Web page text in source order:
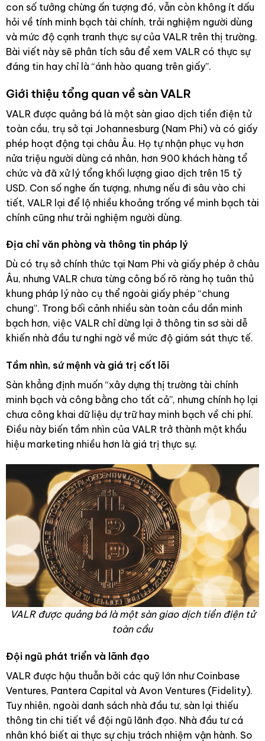
con số tưởng chừng ấn tượng đó, vẫn còn không ít dấu
hỏi về tính minh bạch tài chính, trải nghiệm người dùng
và mức độ cạnh tranh thực sự của VALR trên thị trường.
Bài viết này sẽ phân tích sâu để xem VALR có thực sự
đáng tin hay chỉ là “ánh hào quang trên giấy”.
Giới thiệu tổng quan về sàn VALR
VALR được quảng bá là một sàn giao dịch tiền điện tử
toàn cầu, trụ sở tại Johannesburg (Nam Phi) và có giấy
phép hoạt động tại châu Âu. Họ tự nhận phục vụ hơn
nửa triệu người dùng cá nhân, hơn 900 khách hàng tổ
chức và đã xử lý tổng khối lượng giao dịch trên 15 tỷ
USD. Con số nghe ấn tượng, nhưng nếu đi sâu vào chi
tiết, VALR lại để lộ nhiều khoảng trống về minh bạch tài
chính cũng như trải nghiệm người dùng.
Địa chỉ văn phòng và thông tin pháp lý
Dù có trụ sở chính thức tại Nam Phi và giấy phép ở châu
Âu, nhưng VALR chưa từng công bố rõ ràng họ tuân thủ
khung pháp lý nào cụ thể ngoài giấy phép “chung
chung”. Trong bối cảnh nhiều sàn toàn cầu dần minh
bạch hơn, việc VALR chỉ dừng lại ở thông tin sơ sài dễ
khiến nhà đầu tư nghi ngờ về mức độ giám sát thực tế.
Tầm nhìn, sứ mệnh và giá trị cốt lõi
Sàn khẳng định muốn “xây dựng thị trường tài chính
minh bạch và công bằng cho tất cả”, nhưng chính họ lại
chưa công khai dữ liệu dự trữ hay minh bạch về chi phí.
Điều này biến tầm nhìn của VALR trở thành một khẩu
hiệu marketing nhiều hơn là giá trị thực sự.
VALR được quảng bá là một sàn giao dịch tiền điện tử
toàn cầu
Đội ngũ phát triển và lãnh đạo
VALR được hậu thuẫn bởi các quỹ lớn như Coinbase
Ventures, Pantera Capital và Avon Ventures (Fidelity).
Tuy nhiên, ngoài danh sách nhà đầu tư, sàn lại thiếu
thông tin chi tiết về đội ngũ lãnh đạo. Nhà đầu tư cá
nhân khó biết ai thực sự chịu trách nhiệm vận hành. So